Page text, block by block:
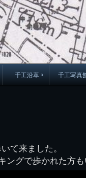
り
千工沿革
検見川校舎時代
千工写真
生実校
て来ました。
グで歩かれた方も